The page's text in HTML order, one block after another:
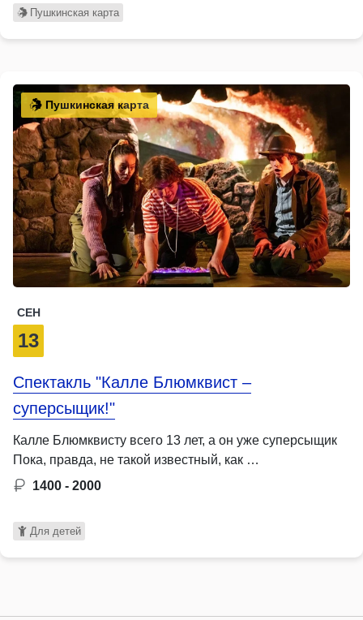
Пушкинская карта
Пушкинская карта
СЕН
13
Спектакль "Калле Блюмквист –
суперсыщик!"
Калле Блюмквисту всего 13 лет, а он уже суперсыщик
Пока, правда, не такой известный, как …
1400 - 2000
Для детей